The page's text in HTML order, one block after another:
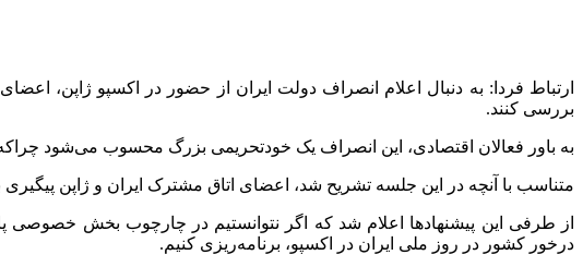
ارتباط فردا: به دنبال اعلام انصراف دولت ایران از حضور در اکسپو ژاپن،
بررسی کنند.
به باور فعالان اقتصادی، این انصراف یک خودتحریمی بزرگ محسوب می‌شود چراکه
متناسب با آنچه در این جلسه تشریح شد، اعضای اتاق مشترک ایران و ژاپن
از طرفی این پیشنهادها اعلام شد که اگر نتوانستیم در چارچوب بخش خصوصی
درخور کشور در روز ملی ایران در اکسپو، برنامه‌ریزی کنیم.